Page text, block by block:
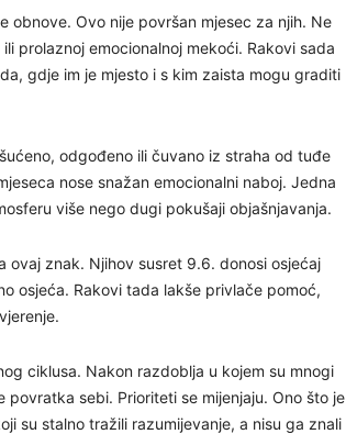
obnove. Ovo nije površan mjesec za njih. Ne
prolaznoj emocionalnoj mekoći. Rakovi sada
gdje im je mjesto i s kim zaista mogu graditi
odgođeno ili čuvano iz straha od tuđe
nose snažan emocionalni naboj. Jedna
više nego dugi pokušaji objašnjavanja.
ovaj znak. Njihov susret 9.6. donosi osjećaj
osjeća. Rakovi tada lakše privlače pomoć,
ciklusa. Nakon razdoblja u kojem su mnogi
sebi. Prioriteti se mijenjaju. Ono što je
su stalno tražili razumijevanje, a nisu ga znali